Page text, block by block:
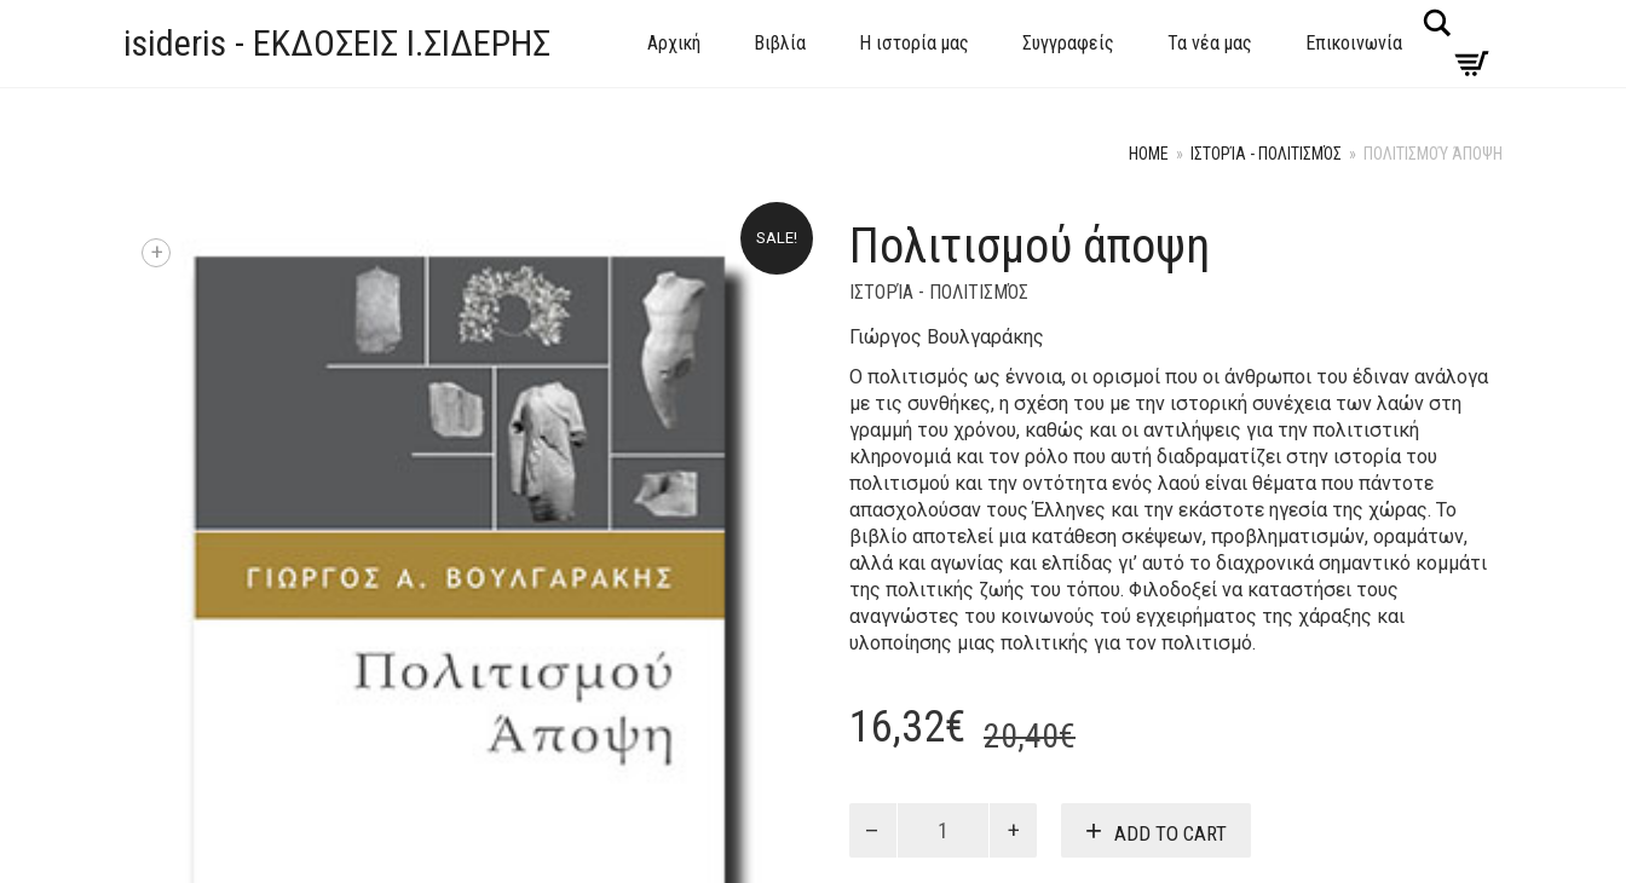
isideris - ΕΚΔΟΣΕΙΣ Ι.ΣΙΔΕΡΗΣ Αρχική Βιβλία Η ιστορία μας Συγγραφείς Τα νέα μας Επικοινωνία
HOME » ΙΣΤΟΡΊΑ - ΠΟΛΙΤΙΣΜΌΣ » ΠΟΛΙΤΙΣΜΟΎ ΆΠΟΨΗ
SALE!
+ Πολιτισμού άποψη
ΙΣΤΟΡΊΑ - ΠΟΛΙΤΙΣΜΌΣ
Γιώργος Βουλγαράκης
Ο πολιτισμός ως έννοια, οι ορισμοί που οι άνθρωποι του έδιναν ανάλογα
με τις συνθήκες, η σχέση του με την ιστορική συνέχεια των λαών στη
γραμμή του χρόνου, καθώς και οι αντιλήψεις για την πολιτιστική
κληρονομιά και τον ρόλο που αυτή διαδραματίζει στην ιστορία του
πολιτισμού και την οντότητα ενός λαού είναι θέματα που πάντοτε
απασχολούσαν τους Έλληνες και την εκάστοτε ηγεσία της χώρας. Το
βιβλίο αποτελεί μια κατάθεση σκέψεων, προβληματισμών, οραμάτων,
αλλά και αγωνίας και ελπίδας γι’ αυτό το διαχρονικά σημαντικό κομμάτι
της πολιτικής ζωής του τόπου. Φιλοδοξεί να καταστήσει τους
αναγνώστες του κοινωνούς τού εγχειρήματος της χάραξης και
υλοποίησης μιας πολιτικής για τον πολιτισμό.
20,40€Original
was:
20,40€.
16,32€
Current
is:
16,32€.
ADD TO CART